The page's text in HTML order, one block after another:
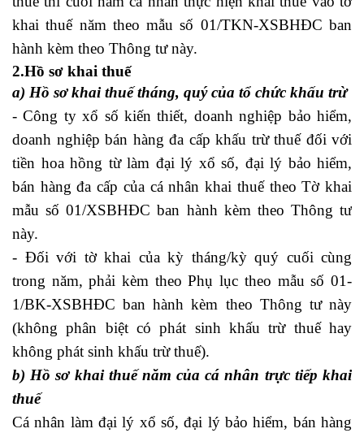
khai thuế năm theo mẫu số 01/TKN-XSBHĐC ban
hành kèm theo Thông tư này.
2.Hồ sơ khai thuế
a) Hồ sơ khai thuế tháng, quý của tổ chức khấu trừ
- Công ty xổ số kiến thiết, doanh nghiệp bảo hiểm,
doanh nghiệp bán hàng đa cấp khấu trừ thuế đối với
tiền hoa hồng từ làm đại lý xổ số, đại lý bảo hiểm,
bán hàng đa cấp của cá nhân khai thuế theo Tờ khai
mẫu số 01/XSBHĐC ban hành kèm theo Thông tư
này.
- Đối với tờ khai của kỳ tháng/kỳ quý cuối cùng
trong năm, phải kèm theo Phụ lục theo mẫu số 01-
1/BK-XSBHĐC ban hành kèm theo Thông tư này
(không phân biệt có phát sinh khấu trừ thuế hay
không phát sinh khấu trừ thuế).
b) Hồ sơ khai thuế năm của cá nhân trực tiếp khai
thuế
Cá nhân làm đại lý xổ số, đại lý bảo hiểm, bán hàng